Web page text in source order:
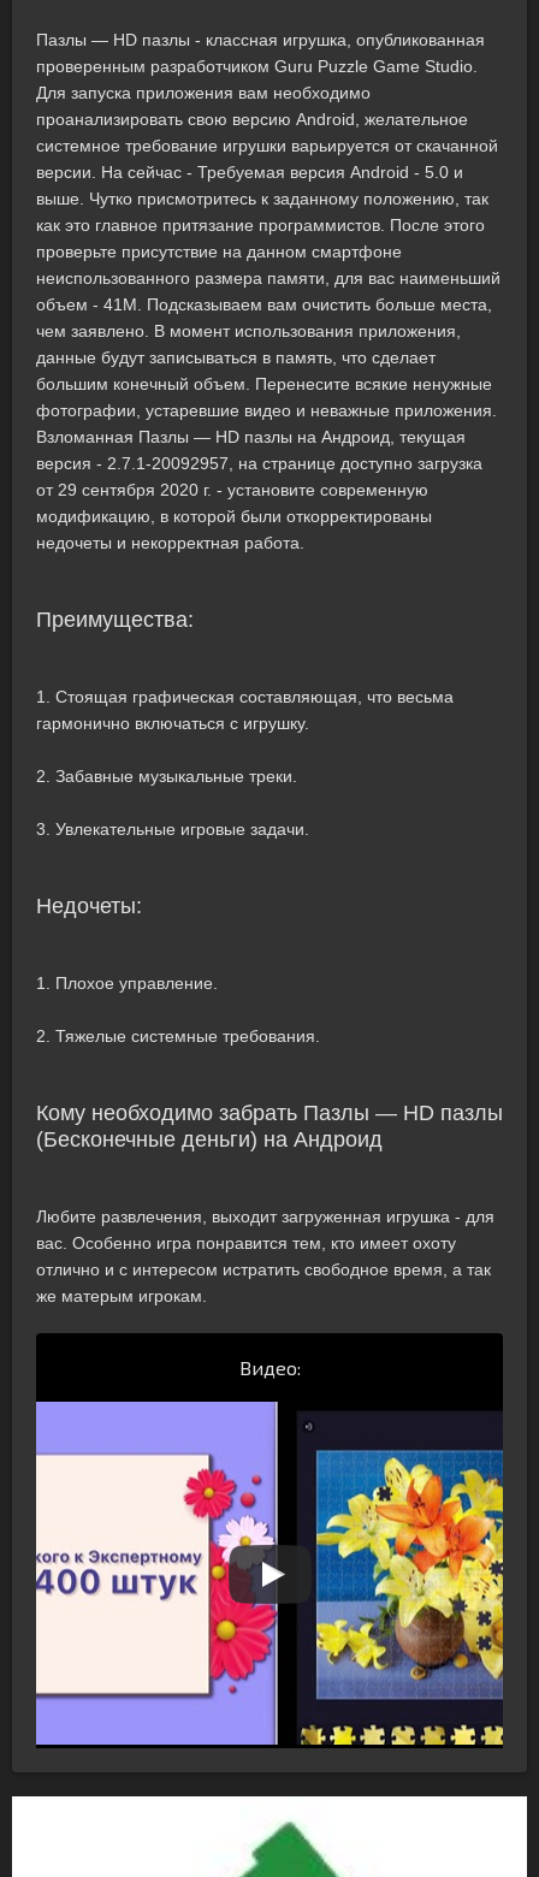
Пазлы — HD пазлы - классная игрушка, опубликованная
проверенным разработчиком Guru Puzzle Game Studio.
Для запуска приложения вам необходимо
проанализировать свою версию Android, желательное
системное требование игрушки варьируется от скачанной
версии. На сейчас - Требуемая версия Android - 5.0 и
выше. Чутко присмотритесь к заданному положению, так
как это главное притязание программистов. После этого
проверьте присутствие на данном смартфоне
неиспользованного размера памяти, для вас наименьший
объем - 41M. Подсказываем вам очистить больше места,
чем заявлено. В момент использования приложения,
данные будут записываться в память, что сделает
большим конечный объем. Перенесите всякие ненужные
фотографии, устаревшие видео и неважные приложения.
Взломанная Пазлы — HD пазлы на Андроид, текущая
версия - 2.7.1-20092957, на странице доступно загрузка
от 29 сентября 2020 г. - установите современную
модификацию, в которой были откорректированы
недочеты и некорректная работа.
Преимущества:
1. Стоящая графическая составляющая, что весьма
гармонично включаться с игрушку.
2. Забавные музыкальные треки.
3. Увлекательные игровые задачи.
Недочеты:
1. Плохое управление.
2. Тяжелые системные требования.
Кому необходимо забрать Пазлы — HD пазлы
(Бесконечные деньги) на Андроид
Любите развлечения, выходит загруженная игрушка - для
вас. Особенно игра понравится тем, кто имеет охоту
отлично и с интересом истратить свободное время, а так
же матерым игрокам.
Видео: